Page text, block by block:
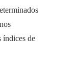
índices de